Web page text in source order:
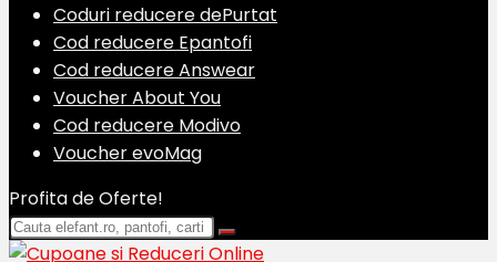
Coduri reducere dePurtat
Cod reducere Epantofi
Cod reducere Answear
Voucher About You
Cod reducere Modivo
Voucher evoMag
Profita de Oferte!